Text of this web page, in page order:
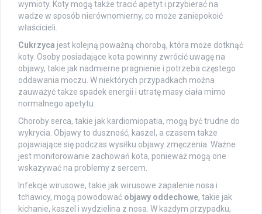
wymioty. Koty mogą także tracić apetyt i przybierać na
wadze w sposób nierównomierny, co może zaniepokoić
właścicieli.
Cukrzyca jest kolejną poważną chorobą, która może dotknąć
koty. Osoby posiadające kota powinny zwrócić uwagę na
objawy, takie jak nadmierne pragnienie i potrzeba częstego
oddawania moczu. W niektórych przypadkach można
zauważyć także spadek energii i utratę masy ciała mimo
normalnego apetytu.
Choroby serca, takie jak kardiomiopatia, mogą być trudne do
wykrycia. Objawy to duszność, kaszel, a czasem także
pojawiające się podczas wysiłku objawy zmęczenia. Ważne
jest monitorowanie zachowań kota, ponieważ mogą one
wskazywać na problemy z sercem.
Infekcje wirusowe, takie jak wirusowe zapalenie nosa i
tchawicy, mogą powodować objawy oddechowe, takie jak
kichanie, kaszel i wydzielina z nosa. W każdym przypadku,